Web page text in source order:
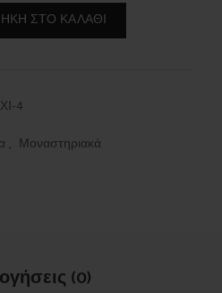
FLOS ποσότητα
ΣΤΟ ΚΑΛΆΘΙ
4
, Μοναστηριακά
(0)